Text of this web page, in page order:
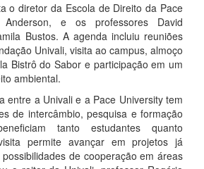
o diretor da Escola de Direito da Pace
Anderson, e os professores David
Bustos. A agenda incluiu reuniões
Univali, visita ao campus, almoço
Bistrô do Sabor e participação em um
ambiental.
entre a Univali e a Pace University tem
de intercâmbio, pesquisa e formação
tanto estudantes quanto
permite avançar em projetos já
de cooperação em áreas